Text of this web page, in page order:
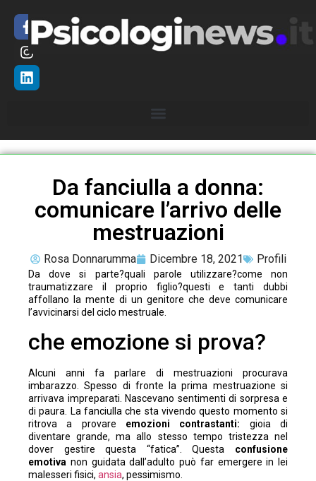
Da fanciulla a donna:
comunicare l’arrivo delle
mestruazioni
Rosa Donnarumma Dicembre 18, 2021 Profili
Da dove si parte?quali parole utilizzare?come non
traumatizzare il proprio figlio?questi e tanti dubbi
affollano la mente di un genitore che deve comunicare
l’avvicinarsi del ciclo mestruale.
che emozione si prova?
Alcuni anni fa parlare di mestruazioni procurava
imbarazzo. Spesso di fronte la prima mestruazione si
arrivava impreparati. Nascevano sentimenti di sorpresa e
di paura. La fanciulla che sta vivendo questo momento si
ritrova a provare emozioni contrastanti: gioia di
diventare grande, ma allo stesso tempo tristezza nel
dover gestire questa “fatica”. Questa confusione
emotiva non guidata dall’adulto può far emergere in lei
malesseri fisici, ansia, pessimismo.